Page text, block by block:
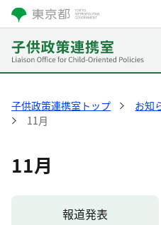
子供政策連携室トップ お知
11月
11月
報道発表